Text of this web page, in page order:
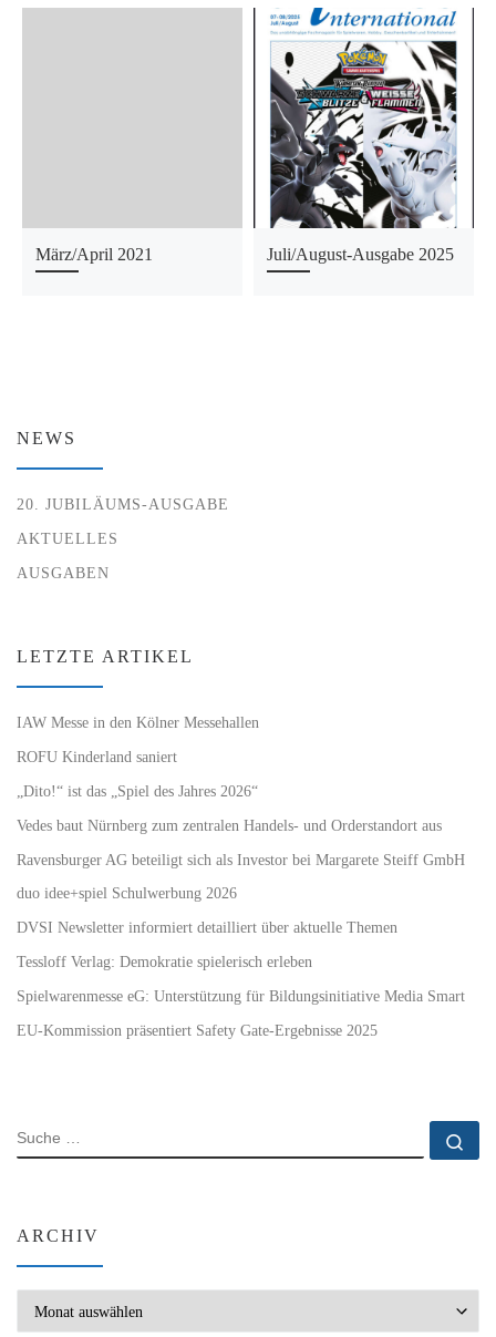
März/April 2021 Juli/August-Ausgabe 2025
NEWS
20. JUBILÄUMS-AUSGABE
AKTUELLES
AUSGABEN
LETZTE ARTIKEL
IAW Messe in den Kölner Messehallen
ROFU Kinderland saniert
„Dito!“ ist das „Spiel des Jahres 2026“
Vedes baut Nürnberg zum zentralen Handels- und Orderstandort aus
Ravensburger AG beteiligt sich als Investor bei Margarete Steiff GmbH
duo idee+spiel Schulwerbung 2026
DVSI Newsletter informiert detailliert über aktuelle Themen
Tessloff Verlag: Demokratie spielerisch erleben
Spielwarenmesse eG: Unterstützung für Bildungsinitiative Media Smart
EU-Kommission präsentiert Safety Gate-Ergebnisse 2025
SUCHE
ARCHIV